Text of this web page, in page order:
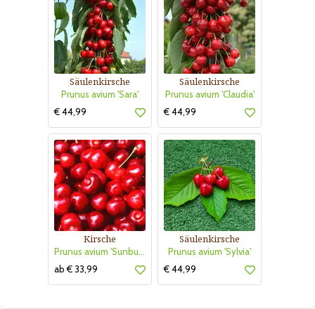
Säulenkirsche
Prunus avium 'Sara'
€ 44,99
Säulenkirsche
Prunus avium 'Claudia'
€ 44,99
Kirsche
Prunus avium 'Sunburst'
ab € 33,99
Säulenkirsche
Prunus avium 'Sylvia'
€ 44,99